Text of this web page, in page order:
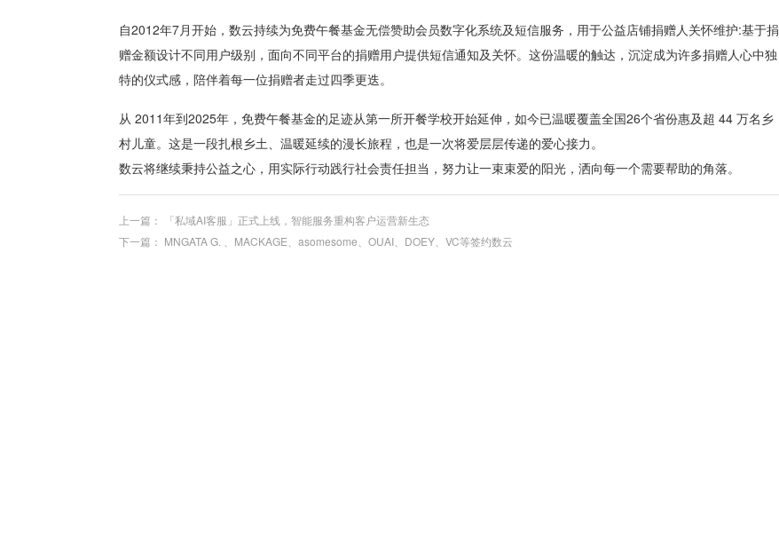
自2012年7月开始，数云持续为免费午餐基金无偿赞助会员数字化系统及短信服务，用于公益店铺捐赠人关怀维护:基于捐
赠金额设计不同用户级别，面向不同平台的捐赠用户提供短信通知及关怀。这份温暖的触达，沉淀成为许多捐赠人心中独
特的仪式感，陪伴着每一位捐赠者走过四季更迭。
从 2011年到2025年，免费午餐基金的足迹从第一所开餐学校开始延伸，如今已温暖覆盖全国26个省份惠及超 44 万名乡
村儿童。这是一段扎根乡土、温暖延续的漫长旅程，也是一次将爱层层传递的爱心接力。
数云将继续秉持公益之心，用实际行动践行社会责任担当，努力让一束束爱的阳光，洒向每一个需要帮助的角落。
上一篇：
「私域AI客服」正式上线，智能服务重构客户运营新生态
下一篇： MNGATA G. 、MACKAGE、asomesome、OUAI、DOEY、VC等签约数云